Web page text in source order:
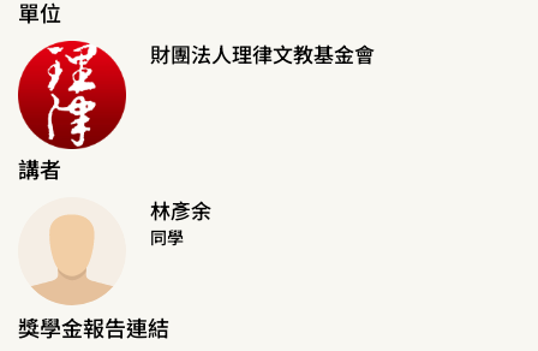
單位
財團法人理律文教基金會
講者
林彥余
同學
獎學金報告連結